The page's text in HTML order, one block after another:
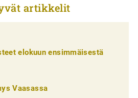
artikkelit
elokuun ensimmäisestä
Vaasassa